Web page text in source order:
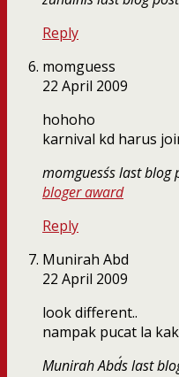
Reply
momguess
22 April 2009
hohoho
karnival kd harus
momguess´s last blog
bloger award
Reply
Munirah Abd
22 April 2009
look different..
nampak pucat la
Munirah Abd´s last